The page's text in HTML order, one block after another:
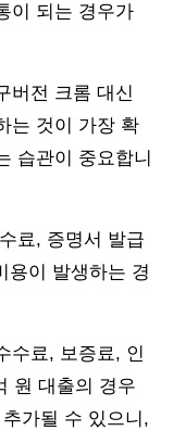
이 되는 경우가
버전 크롬 대신
는 것이 가장 확
습관이 중요합니
료, 증명서 발급
용이 발생하는 경
수료, 보증료, 인
원 대출의 경우
가될 수 있으니,